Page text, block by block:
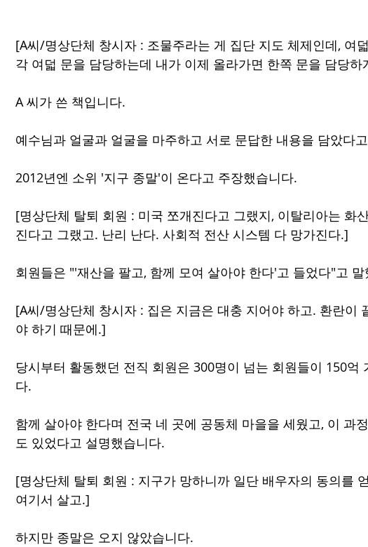
[A씨/명상단체 창시자 : 조물주라는 게 집단 지도 체제인데, 여
각 여덟 문을 담당하는데 내가 이제 올라가면 한쪽 문을 담당하
A 씨가 쓴 책입니다.
예수님과 얼굴과 얼굴을 마주하고 서로 문답한 내용을 담았다
2012년엔 소위 '지구 종말'이 온다고 주장했습니다.
[명상단체 탈퇴 회원 : 미국 쪼개진다고 그랬지, 이탈리아는 화
진다고 그랬고. 난리 난다. 사회적 전산 시스템 다 망가진다.]
회원들은 "'재산을 팔고, 함께 모여 살아야 한다'고 들었다"고 말
[A씨/명상단체 창시자 : 집은 지금은 대충 지어야 하고. 환란이
야 하기 때문에.]
당시부터 활동했던 전직 회원은 300명이 넘는 회원들이 150억
다.
함께 살아야 한다며 전국 네 곳에 공동체 마을을 세웠고, 이 과
도 있었다고 설명했습니다.
[명상단체 탈퇴 회원 : 지구가 망하니까 일단 배우자의 동의를
여기서 살고.]
하지만 종말은 오지 않았습니다.